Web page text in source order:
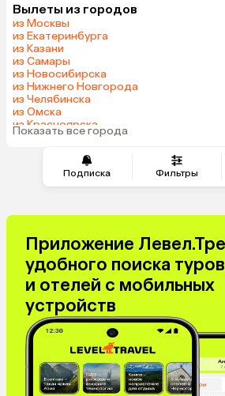
Подписка Фильтры
Вылеты из городов
из Москвы
из Екатеринбурга
из Казани
из Самары
из Новосибирска
из Нижнего Новгорода
из Челябинска
из Омска
из Красноярска
из Волгограда
Показать все города
Приложение
удобного поиска туров
и отелей с мобильных
устройств